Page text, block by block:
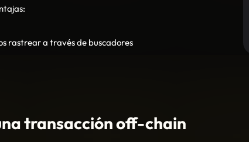
rastrear a través de buscadores
transacción off-chain